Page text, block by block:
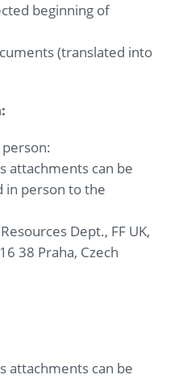
beginning of
(translated into
attachments can be
in person to the
Dept., FF UK,
38 Praha, Czech
attachments can be